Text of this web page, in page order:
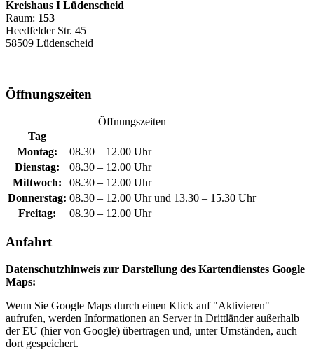
Kreishaus I Lüdenscheid
Raum: 153
Heedfelder Str. 45
58509 Lüdenscheid
Öffnungszeiten
Öffnungszeiten
Tag
Montag:
08.30 – 12.00 Uhr
Dienstag:
08.30 – 12.00 Uhr
Mittwoch:
08.30 – 12.00 Uhr
Donnerstag: 08.30 – 12.00 Uhr und 13.30 – 15.30 Uhr
Freitag:
08.30 – 12.00 Uhr
Anfahrt
Datenschutzhinweis zur Darstellung des Kartendienstes Google
Maps:
Wenn Sie Google Maps durch einen Klick auf "Aktivieren"
aufrufen, werden Informationen an Server in Drittländer außerhalb
der EU (hier von Google) übertragen und, unter Umständen, auch
dort gespeichert.